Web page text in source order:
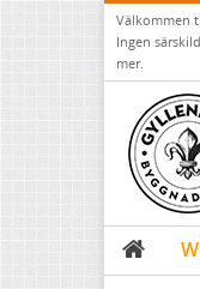
Välkommen
Ingen
mer.